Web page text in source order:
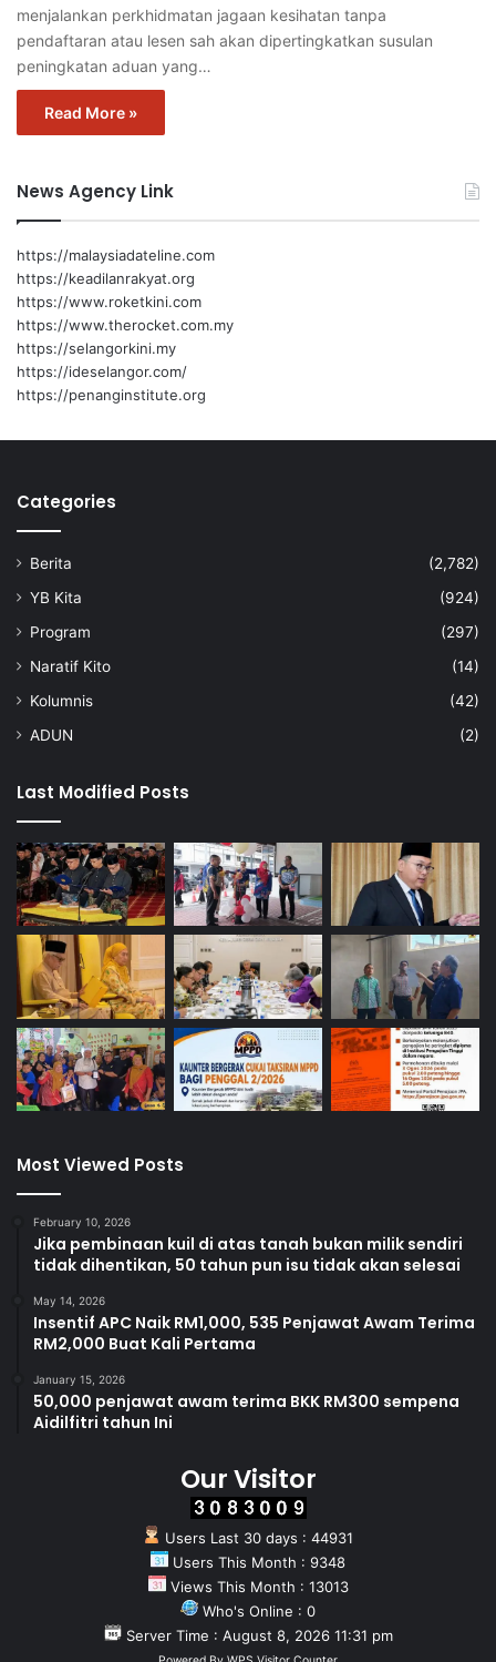
menjalankan perkhidmatan jagaan kesihatan tanpa
pendaftaran atau lesen sah akan dipertingkatkan susulan
peningkatan aduan yang…
Read More »
News Agency Link
https://malaysiadateline.com
https://keadilanrakyat.org
https://www.roketkini.com
https://www.therocket.com.my
https://selangorkini.my
https://ideselangor.com/
https://penanginstitute.org
Categories
Berita
(2,782)
YB Kita
(924)
Program
(297)
Naratif Kito
(14)
Kolumnis
(42)
ADUN
(2)
Last Modified Posts
Most Viewed Posts
February 10, 2026
Jika pembinaan kuil di atas tanah bukan milik sendiri
tidak dihentikan, 50 tahun pun isu tidak akan selesai
May 14, 2026
Insentif APC Naik RM1,000, 535 Penjawat Awam Terima
RM2,000 Buat Kali Pertama
January 15, 2026
50,000 penjawat awam terima BKK RM300 sempena
Aidilfitri tahun Ini
Our Visitor
Users Last 30 days : 44931
Users This Month : 9348
Views This Month : 13013
Who's Online : 0
Server Time : August 8, 2026 11:31 pm